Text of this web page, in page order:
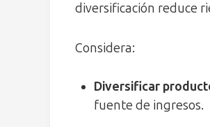
diversificación reduce
Considera:
Diversificar
fuente de ingresos.